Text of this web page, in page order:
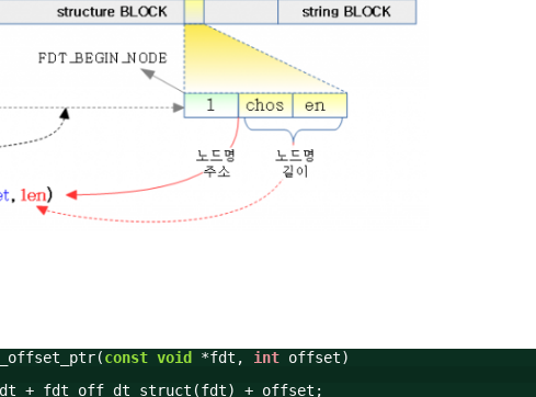
const void *fdt, int offset)
+ fdt_off_dt_struct(fdt) + offset;